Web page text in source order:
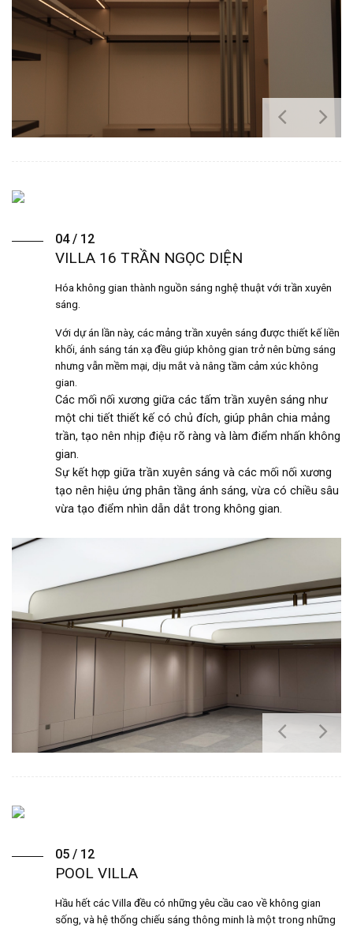
04 / 12
VILLA 16 TRẦN NGỌC DIỆN
Hóa không gian thành nguồn sáng nghệ thuật với trần xuyên
sáng.
Với dự án lần này, các mảng trần xuyên sáng được thiết kế liền
khối, ánh sáng tán xạ đều giúp không gian trở nên bừng sáng
nhưng vẫn mềm mại, dịu mắt và nâng tầm cảm xúc không
gian.
Các mối nối xương giữa các tấm trần xuyên sáng như
một chi tiết thiết kế có chủ đích, giúp phân chia mảng
trần, tạo nên nhịp điệu rõ ràng và làm điểm nhấn không
gian.
Sự kết hợp giữa trần xuyên sáng và các mối nối xương
tạo nên hiệu ứng phân tầng ánh sáng, vừa có chiều sâu
vừa tạo điểm nhìn dẫn dắt trong không gian.
05 / 12
POOL VILLA
Hầu hết các Villa đều có những yêu cầu cao về không gian
sống, và hệ thống chiếu sáng thông minh là một trong những